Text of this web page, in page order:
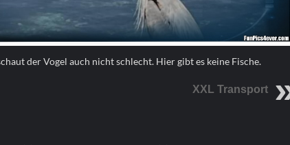
der Vogel auch nicht schlecht. Hier gibt es keine Fische.
XXL Transport